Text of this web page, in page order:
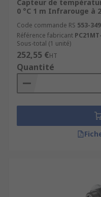
Capteur de
0 °C 1 m Infrarouge à
Code commande RS 553-349
Référence fabricant
Sous-total (1 unité)
252,55 €HT
Quantité